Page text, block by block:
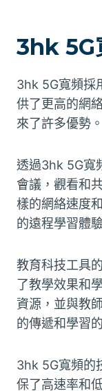
3hk 5G
3hk 5G寬頻採
供了更高的網
來了許多優勢。
透過3hk 5G寬
會議，觀看和
樣的網絡速度
的遠程學習體
教育科技工具
了教學效果和
資源，並與教
的傳遞和學習
3hk 5G寬頻的
保了高速率和